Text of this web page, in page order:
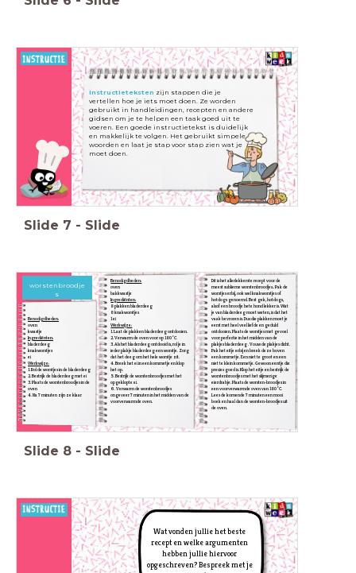
Instructieteksten zijn stappen die je
vertellen hoe je iets moet doen. Ze worden
gebruikt in handleidingen, recepten en andere
gidsen om je te helpen een taak goed uit te
voeren. Een goede instructietekst is duidelijk
en makkelijk te volgen. Het gebruikt simpele
woorden en laat je stap voor stap zien wat je
moet doen.
Slide 7 - Slide
Benodigdheden:
oven
kwastje
Ingrediënten:
bladerdeeg
knakworstjes
ei
Werkwijze:
1. Rol de worstjes in de bladerdeeg
2. Bestrijk de bladerdeeg met ei
3. Plaats de worstenbroodjes in de
oven
4. Na 7 minuten zijn ze klaar
Benodigdheden:
oven
bakkwastje
Ingrediënten:
8 plakken bladerdeeg
8 knakworstjes
1 ei
Werkwijze:
1. Laat de plakken bladerdeeg ontdooien.
2. Verwarm de oven voor op 180°C.
3. Als het bladerdeeg ontdooid is, rol je in
ieder plakje bladerdeeg een worstje. Zorg
dat het deeg om het hele worstje zit.
4. Breek het ei in een kommetje en klop
het op.
5. Bestrijk de worstenbroodjes met het
opgeklopte ei.
6. Verwarm de worstenbroodjes
ongeveer 7 minuten in het midden van de
voorverwarmde oven.
Dit is het allerlekkerste recept voor de
meest sublieme worstenbroodjes.. Pak de
worstjes erbij, ook wel knakworstjes of
hotdogs genoemd. Best gek, hotdogs,
alsof een broodje hete hond lekker is. Wat
je van bladerdeeg moet weten, is dat het
vaak bevroren is. Dus die plakken moet je
eerst met heel veel liefde en geduld
ontdooien. Plaats de worstjes met gevoel
voor perfectie in het midden van de
plakjes bladerdeeg . Vouw de plakjes dicht.
Pak het eitje erbij en breek deze boven
een kommetje. Een niet te groot en een
niet te klein kommetje. Gewoon eentje die
precies goed is. Klop het eitje en bestrijk de
worstenbroodjes met het slijmerige
eierdrabje. Plaats de worsten-broodjes in
een voorverwarmde oven van 180°C.
Lees de komende 7 minuten een mooi
boek en haal dan de worsten-broodjes uit
de oven.
worstenbroodje
s
Slide 8 - Slide
Wat vonden jullie het beste
recept en welke argumenten
hebben jullie hiervoor
opgeschreven? Bespreek met je